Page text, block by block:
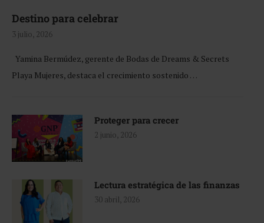
Destino para celebrar
3 julio, 2026
Yamina Bermúdez, gerente de Bodas de Dreams & Secrets
Playa Mujeres, destaca el crecimiento sostenido …
Proteger para crecer
2 junio, 2026
Lectura estratégica de las finanzas
30 abril, 2026